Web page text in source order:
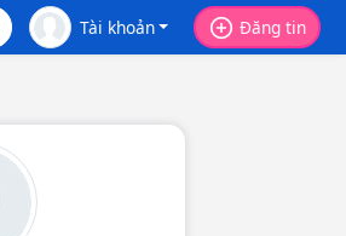
Tài khoản Đăng tin